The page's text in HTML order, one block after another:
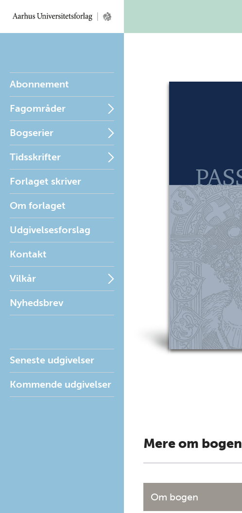
Abonnement
Fagområder
Bogserier
Tidsskrifter
Forlaget skriver
Om forlaget
Udgivelsesforslag
Kontakt
Vilkår
Nyhedsbrev
Seneste udgivelser
Kommende udgivelser
Mere om bogen
Om bogen